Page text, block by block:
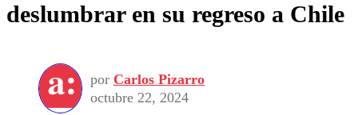
deslumbrar en su regreso a Chile
por Carlos Pizarro
octubre 22, 2024